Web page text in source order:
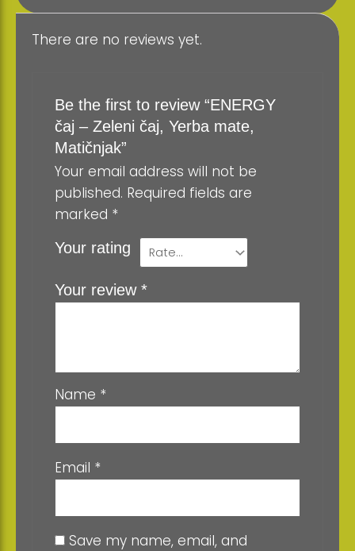
There are no reviews yet.
Be the first to review “ENERGY
čaj – Zeleni čaj, Yerba mate,
Matičnjak”
Your email address will not be
published. Required fields are
marked *
Your rating
Your review*
Name *
Email *
Save my name, email, and